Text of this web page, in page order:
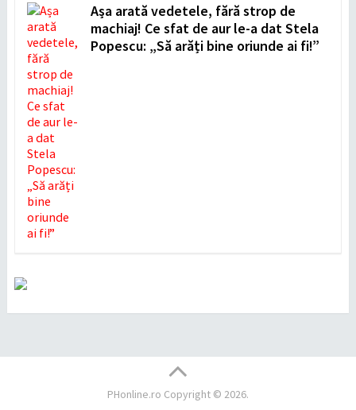
Așa arată vedetele, fără strop de
machiaj! Ce sfat de aur le-a dat Stela
Popescu: „Să arăți bine oriunde ai fi!”
PHonline.ro Copyright © 2026.